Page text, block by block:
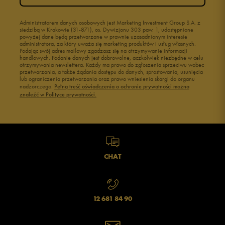
Administratorem danych osobowych jest Marketing Investment Group S.A. z
siedzibą w Krakowie (31-871), os. Dywizjonu 303 paw. 1, udostępnione
powyżej dane będą przetwarzane w prawnie uzasadnionym interesie
administratora, za który uważa się marketing produktów i usług własnych.
Podając swój adres mailowy zgadzasz się na otrzymywanie informacji
handlowych. Podanie danych jest dobrowolne, aczkolwiek niezbędne w celu
otrzymywania newslettera. Każdy ma prawo do zgłoszenia sprzeciwu wobec
przetwarzania, a także żądania dostępu do danych, sprostowania, usunięcia
lub ograniczenia przetwarzania oraz prawo wniesienia skargi do organu
nadzorczego. Pełną treść oświadczenia o ochronie prywatności można
znaleźć w Polityce prywatności.
CHAT
12 681 84 90